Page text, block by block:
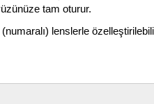
tam oturur.
lenslerle